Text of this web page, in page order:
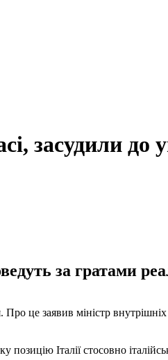
засудили до
за гратами
Про це заявив міністр
Італії стосовно